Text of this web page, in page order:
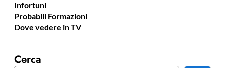
Infortuni
Probabili Formazioni
Dove vedere in TV
Cerca